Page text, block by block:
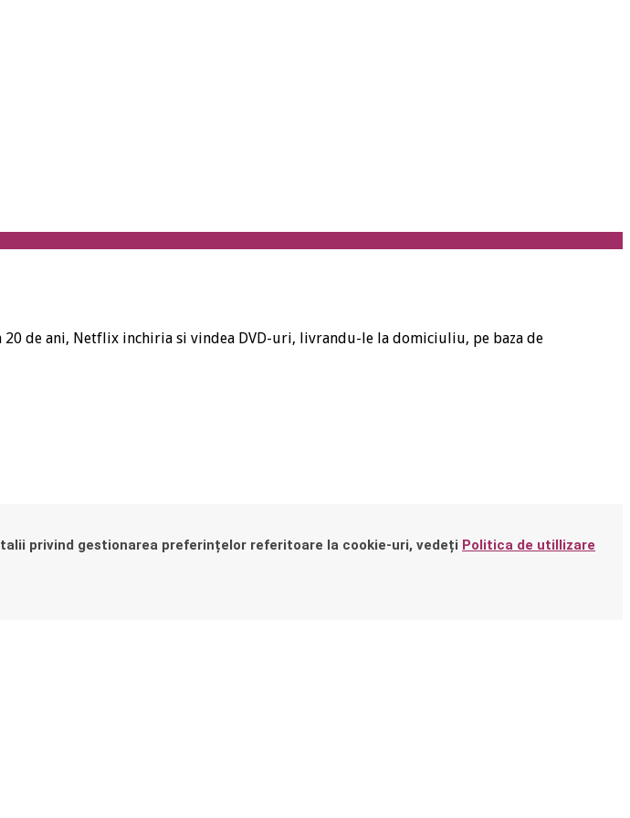
de ani, Netflix inchiria si vindea DVD-uri, livrandu-le la domiciuliu, pe baza de
privind gestionarea preferințelor referitoare la cookie-uri, vedeți Politica de utillizare